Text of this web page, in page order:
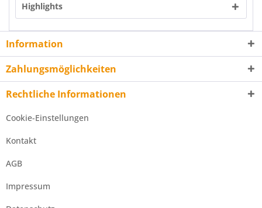
Highlights
Information
Zahlungsmöglichkeiten
Rechtliche Informationen
Cookie-Einstellungen
Kontakt
AGB
Impressum